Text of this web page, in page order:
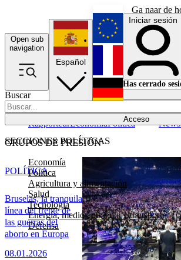
Ga naar de
Open sub
navigation
Buscar
Acceso
SECCIONES POLÍTICAS
Economía
Política
Agricultura y alimentación
Salud
Tecnología
Energía, medio ambiente y transporte
Defensa
RapporteurEconomíaPolítica
Español
English
Français
Iniciar sesión
Has cerrado
GRUPOS DE PRESIÓN
Bruselas, la tranquila
línea del frente de
las guerras del
aborto en Europa
08.01.2026
POLÍTICA